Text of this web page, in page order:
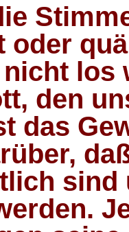
oder
los
den
das
sind